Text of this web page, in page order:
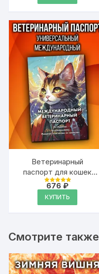
Ветеринарный
паспорт для кошек
международный
Оценка
из 5
676₽
КУПИТЬ
Смотрите также